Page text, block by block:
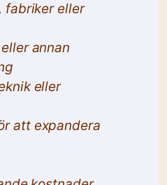
fabriker eller
annan
eller
att expandera